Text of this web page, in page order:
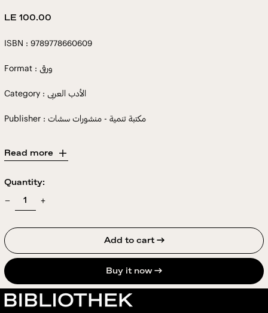
Regular
LE 100.00
ISBN : 9789778660609
Format : ورقى
Category : الأدب العربى
Publisher : مكتبة تنمية - منشورات سشات
Read more
Quantity:
Add to cart →
Buy it now